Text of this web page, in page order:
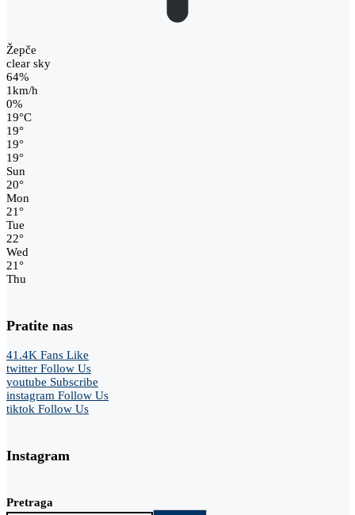
Žepče
clear sky
64%
1km/h
0%
19°C
19°
19°
19°
Sun
20°
Mon
21°
Tue
22°
Wed
21°
Thu
Pratite nas
41.4K Fans Like
twitter Follow Us
youtube Subscribe
instagram Follow Us
tiktok Follow Us
Instagram
Pretraga